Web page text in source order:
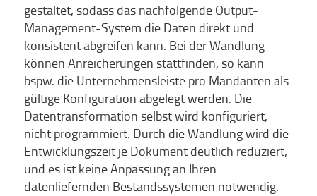
gestaltet, sodass das nachfolgende Output-
Management-System die Daten direkt und
konsistent abgreifen kann. Bei der Wandlung
können Anreicherungen stattfinden, so kann
bspw. die Unternehmensleiste pro Mandanten als
gültige Konfiguration abgelegt werden. Die
Datentransformation selbst wird konfiguriert,
nicht programmiert. Durch die Wandlung wird die
Entwicklungszeit je Dokument deutlich reduziert,
und es ist keine Anpassung an Ihren
datenliefernden Bestandssystemen notwendig.